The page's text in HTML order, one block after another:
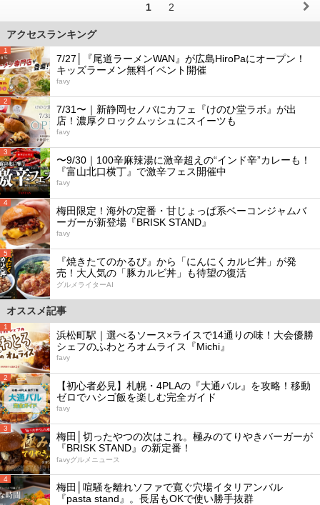
1 2
アクセスランキング
1
7/27│『尾道ラーメンWAN』が広島HiroPaにオープン！
キッズラーメン無料イベント開催
favy
2
7/31〜｜新静岡セノバにカフェ『けのひ堂ラボ』が出
店！濃厚クロックムッシュにスイーツも
favy
3
〜9/30｜100辛麻辣湯に激辛超えの“インド辛”カレーも！
『富山北口横丁』で激辛フェス開催中
favy
4
梅田限定！海外の定番・甘じょっぱ系ベーコンジャムバ
ーガーが新登場『BRISK STAND』
favy
5
『焼きたてのかるび』から「にんにくカルビ丼」が発
売！大人気の「豚カルビ丼」も待望の復活
グルメライターAI
オススメ記事
1
浜松町駅｜選べるソース×ライスで14通りの味！大会優勝
シェフのふわとろオムライス『Michi』
favy
2
【初心者必見】札幌・4PLAの『大通バル』を攻略！移動
ゼロでハシゴ飯を楽しむ完全ガイド
favy
3
梅田│切ったやつの次はこれ。極みのてりやきバーガーが
『BRISK STAND』の新定番！
favyグルメニュース
4
梅田│喧騒を離れソファで寛ぐ穴場イタリアンバル
『pasta stand』。長居もOKで使い勝手抜群